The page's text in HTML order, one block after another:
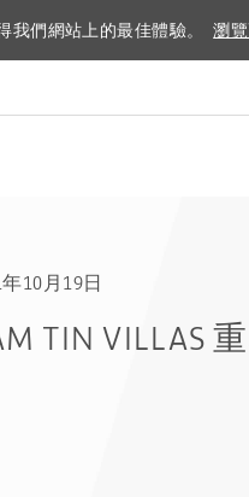
我們網站上的最佳體驗。 瀏
我們網站上的最佳體驗。 瀏
年10月19日
TIN VILLAS